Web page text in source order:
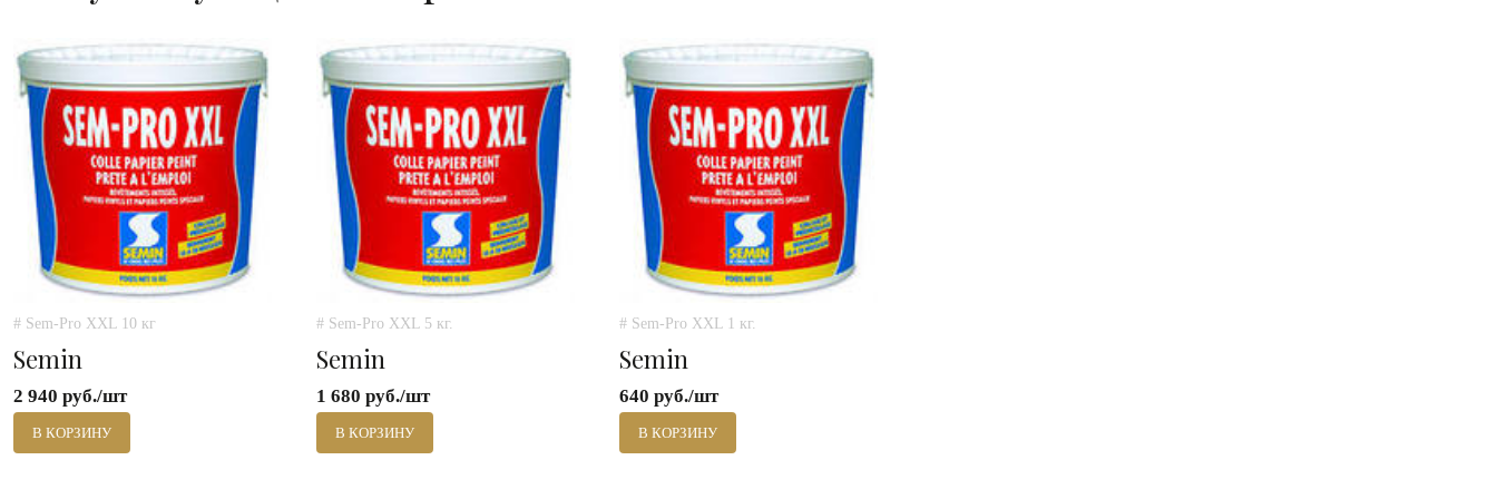
# Sem-Pro XXL 10 кг
Semin
2 940 руб./шт
В КОРЗИНУ
# Sem-Pro XXL 5 кг.
Semin
1 680 руб./шт
В КОРЗИНУ
# Sem-Pro XXL 1 кг.
Semin
640 руб./шт
В КОРЗИНУ